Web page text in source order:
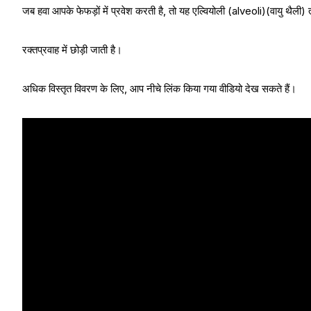
जब हवा आपके फेफड़ों में प्रवेश करती है, तो यह एल्वियोली (alveoli)(वायु
रक्तप्रवाह में छोड़ी जाती है।
अधिक विस्तृत विवरण के लिए, आप नीचे लिंक किया गया वीडियो देख सकते हैं।